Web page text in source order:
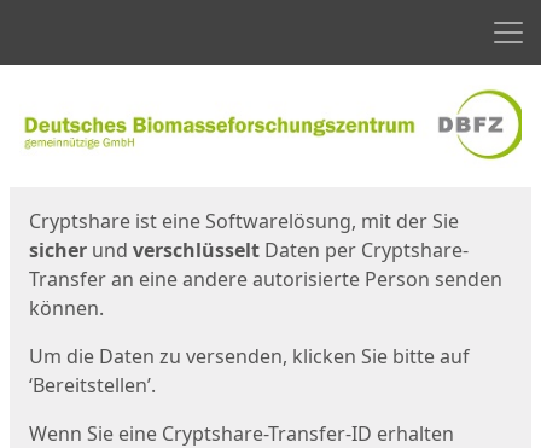
Cryptshare ist eine Softwarelösung, mit der Sie
sicher und verschlüsselt Daten per Cryptshare-
Transfer an eine andere autorisierte Person senden
können.
Um die Daten zu versenden, klicken Sie bitte auf
‘Bereitstellen’.
Wenn Sie eine Cryptshare-Transfer-ID erhalten